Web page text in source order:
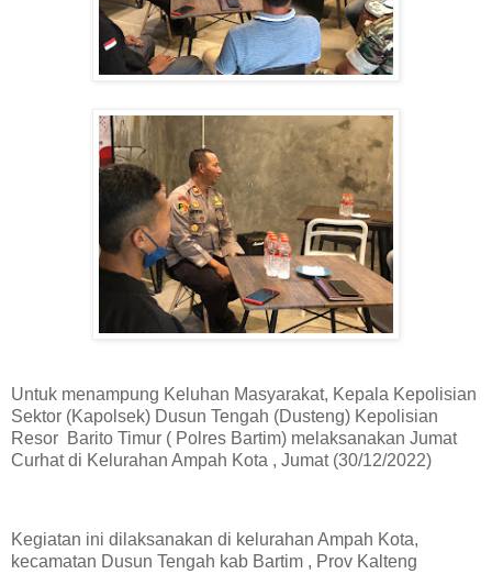
Untuk menampung Keluhan Masyarakat, Kepala Kepolisian
Sektor (Kapolsek) Dusun Tengah (Dusteng) Kepolisian
Resor Barito Timur ( Polres Bartim) melaksanakan Jumat
Curhat di Kelurahan Ampah Kota , Jumat (30/12/2022)
Kegiatan ini dilaksanakan di kelurahan Ampah Kota,
kecamatan Dusun Tengah kab Bartim , Prov Kalteng